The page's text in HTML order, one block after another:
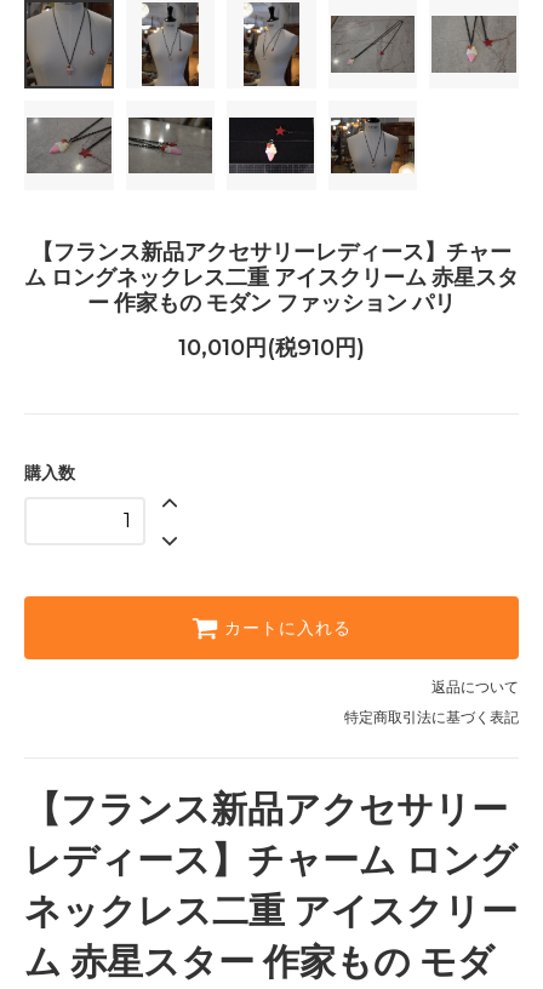
【フランス新品アクセサリーレディース】チャー
ム ロングネックレス二重 アイスクリーム 赤星スタ
ー 作家もの モダン ファッション パリ
10,010円(税910円)
購入数
カートに入れる
返品について
特定商取引法に基づく表記
【フランス新品アクセサリー
レディース】チャーム ロング
ネックレス二重 アイスクリー
ム 赤星スター 作家もの モダ